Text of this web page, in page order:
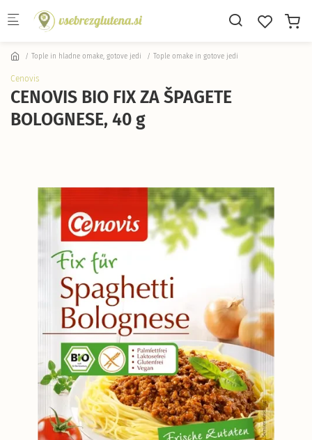
Skip to main content
Tople in hladne omake, gotove jedi Tople omake in gotove jedi
Cenovis
CENOVIS BIO FIX ZA ŠPAGETE
BOLOGNESE, 40 g